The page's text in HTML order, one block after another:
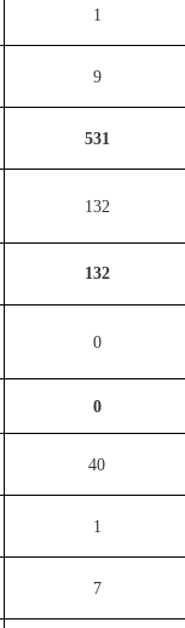
1
9
531
132
132
0
0
40
1
7